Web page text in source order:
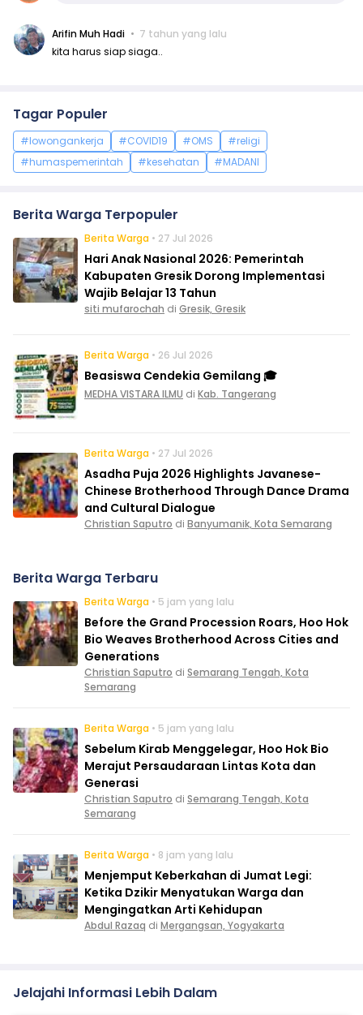
Arifin Muh Hadi
7 tahun yang lalu
kita harus siap siaga..
Tagar Populer
#lowongankerja #COVID19 #OMS
#religi
#humaspemerintah
#kesehatan #MADANI
Berita Warga Terpopuler
Berita Warga • 27 Jul 2026
Hari Anak Nasional 2026: Pemerintah
Kabupaten Gresik Dorong Implementasi
Wajib Belajar 13 Tahun
siti mufarochah di Gresik, Gresik
Berita Warga • 26 Jul 2026
Beasiswa Cendekia Gemilang 🎓
MEDHA VISTARA ILMU di Kab. Tangerang
Berita Warga • 27 Jul 2026
Asadha Puja 2026 Highlights Javanese-
Chinese Brotherhood Through Dance Drama
and Cultural Dialogue
Christian Saputro di Banyumanik, Kota Semarang
Berita Warga Terbaru
Berita Warga • 5 jam yang lalu
Before the Grand Procession Roars, Hoo Hok
Bio Weaves Brotherhood Across Cities and
Generations
Christian Saputro di Semarang Tengah, Kota
Semarang
Berita Warga • 5 jam yang lalu
Sebelum Kirab Menggelegar, Hoo Hok Bio
Merajut Persaudaraan Lintas Kota dan
Generasi
Christian Saputro di Semarang Tengah, Kota
Semarang
Berita Warga • 8 jam yang lalu
Menjemput Keberkahan di Jumat Legi:
Ketika Dzikir Menyatukan Warga dan
Mengingatkan Arti Kehidupan
Abdul Razaq di Mergangsan, Yogyakarta
Jelajahi Informasi Lebih Dalam